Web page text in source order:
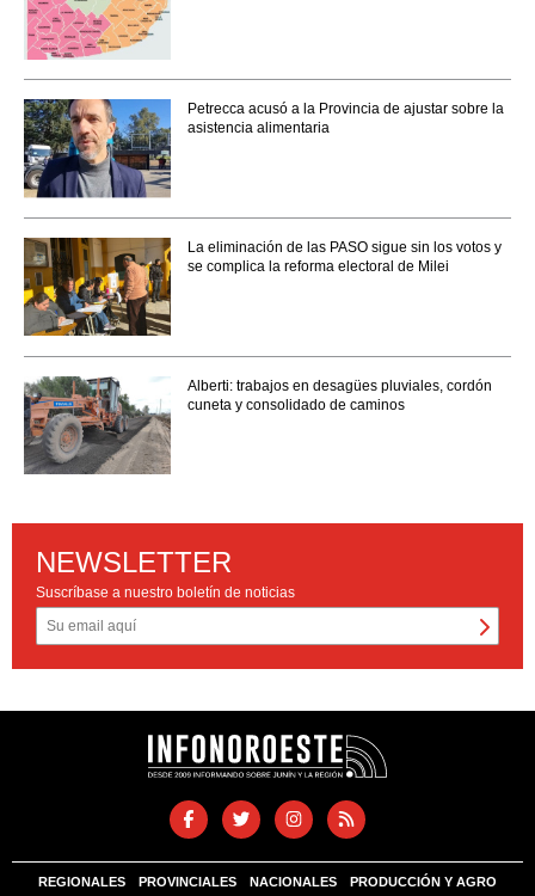
Petrecca acusó a la Provincia de ajustar sobre la
asistencia alimentaria
La eliminación de las PASO sigue sin los votos y
se complica la reforma electoral de Milei
Alberti: trabajos en desagües pluviales, cordón
cuneta y consolidado de caminos
NEWSLETTER
Suscríbase a nuestro boletín de noticias
REGIONALES PROVINCIALES NACIONALES PRODUCCIÓN Y AGRO